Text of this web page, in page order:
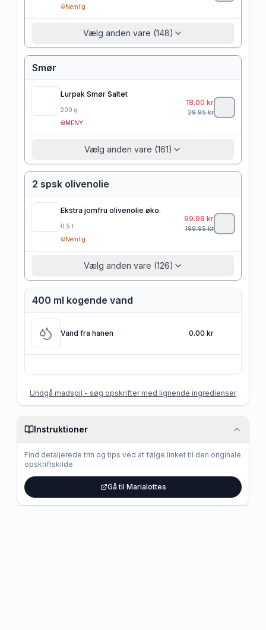
Nemlig
Vælg anden vare (148)
Smør
Lurpak Smør Saltet
200 g
MENY
18.00 kr
29.95kr
Vælg anden vare (161)
2 spsk olivenolie
Ekstra jomfru olivenolie øko.
0.5 l
Nemlig
99.98 kr
199.95kr
Vælg anden vare (126)
400 ml kogende vand
Vand fra hanen 0.00 kr
Undgå madspil - søg opskrifter med lignende ingredienser
Instruktioner
Find detaljerede trin og tips ved at følge linket til den originale
opskriftskilde.
Gå til Marialottes